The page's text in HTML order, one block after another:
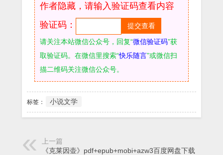
作者隐藏，请输入验证码查看内容
验证码：
请关注本站微信公众号，回复“微信验证码”获
取验证码。在微信里搜索“快乐随言”或微信扫
描二维码关注微信公众号。
标签： 小说文学
上一篇
《克莱因壶》pdf+epub+mobi+azw3百度网盘下载